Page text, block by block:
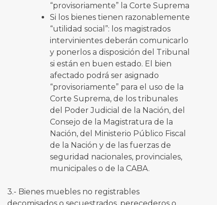
“provisoriamente” la Corte Suprema
Si los bienes tienen razonablemente
“utilidad social”: los magistrados
intervinientes deberán comunicarlo
y ponerlos a disposición del Tribunal
si están en buen estado. El bien
afectado podrá ser asignado
“provisoriamente” para el uso de la
Corte Suprema, de los tribunales
del Poder Judicial de la Nación, del
Consejo de la Magistratura de la
Nación, del Ministerio Público Fiscal
de la Nación y de las fuerzas de
seguridad nacionales, provinciales,
municipales o de la CABA.
3.- Bienes muebles no registrables